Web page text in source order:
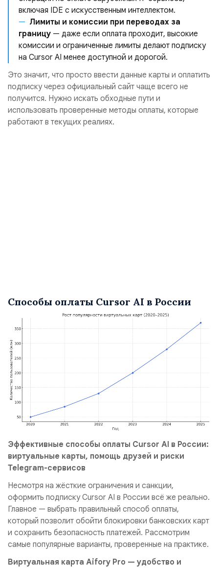
включая IDE с искусственным интеллектом.
Лимиты и комиссии при переводах за
границу — даже если оплата проходит, высокие
комиссии и ограниченные лимиты делают подписку
на Cursor AI менее доступной и дорогой.
Это значит, что просто ввести данные карты и оплатить
подписку через официальный сайт чаще всего не
получится. Нужно искать обходные пути и
использовать проверенные методы оплаты, которые
работают в текущих реалиях.
Способы оплаты Cursor AI в России
Эффективные способы оплаты Cursor AI в России:
виртуальные карты, помощь друзей и риски
Telegram-сервисов
Несмотря на жёсткие ограничения и санкции,
оформить подписку Cursor AI в России всё же реально.
Главное — выбрать правильный способ оплаты,
который позволит обойти блокировки банковских карт
и сохранить безопасность платежей. Рассмотрим
самые популярные варианты, проверенные на практике.
Виртуальная карта Aifory Pro — удобство и